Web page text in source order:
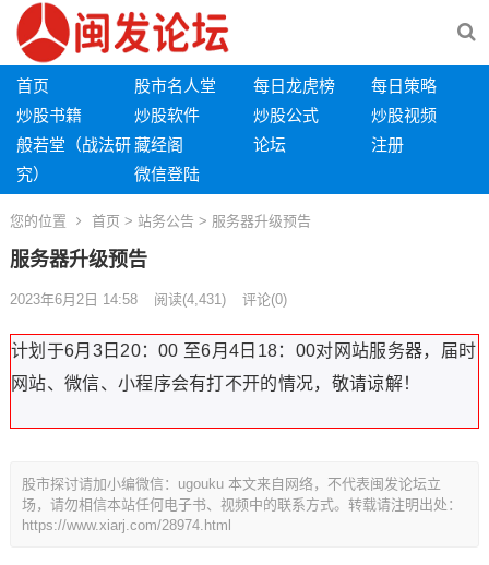
首页 股市名人堂 每日龙虎榜
每日策略
炒股书籍
炒股软件 炒股公式
炒股视频
般若堂（战法研
究）
藏经阁 论坛
注册
微信登陆
您的位置 首页 > 站务公告 > 服务器升级预告
服务器升级预告
2023年6月2日 14:58 阅读(4,431) 评论(0)
计划于6月3日20：00 至6月4日18：00对网站服务器，届时
网站、微信、小程序会有打不开的情况，敬请谅解！
股市探讨请加小编微信：ugouku 本文来自网络，不代表闽发论坛立
场，请勿相信本站任何电子书、视频中的联系方式。转载请注明出处：
https://www.xiarj.com/28974.html